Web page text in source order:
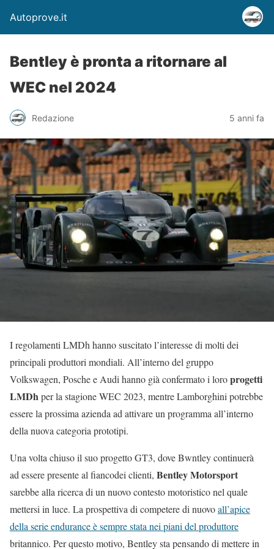
Autoprove.it
Bentley è pronta a ritornare al
WEC nel 2024
Redazione 5 anni fa
I regolamenti LMDh hanno suscitato l’interesse di molti dei
principali produttori mondiali. All’interno del gruppo
Volkswagen, Posche e Audi hanno già confermato i loroprogetti
LMDhper la stagione WEC 2023, mentre Lamborghini potrebbe
essere la prossima azienda ad attivare un programma all’interno
della nuova categoria prototipi.
Una volta chiuso il suo progetto GT3, dove Bwntley continuerà
ad essere presente al fiancodei clienti, Bentley Motorsport
sarebbe alla ricerca di un nuovo contesto motoristico nel quale
mettersi in luce. La prospettiva di competere di nuovoall’apice
della serie endurance è sempre stata nei piani del produttore
britannico. Per questo motivo, Bentley sta pensando di mettere in